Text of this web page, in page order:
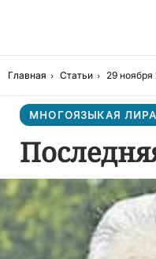
Главная Статьи 29 ноября
МНОГОЯЗЫКАЯ